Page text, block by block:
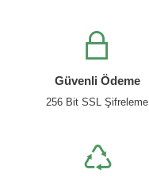
Güvenli Ödeme
256 Bit SSL Şifreleme